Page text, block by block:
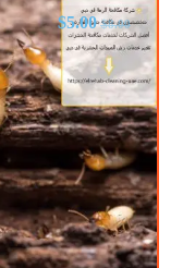
$8.00
$5.00